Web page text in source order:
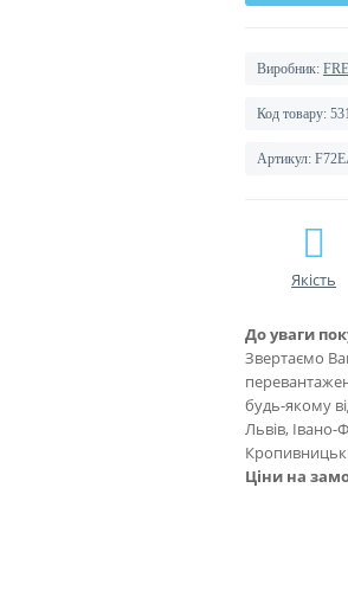
Виробник:
Код товару:
Артикул:
Якість
До уваги
Звертаємо
будь-якому
Львів,
Ціни на